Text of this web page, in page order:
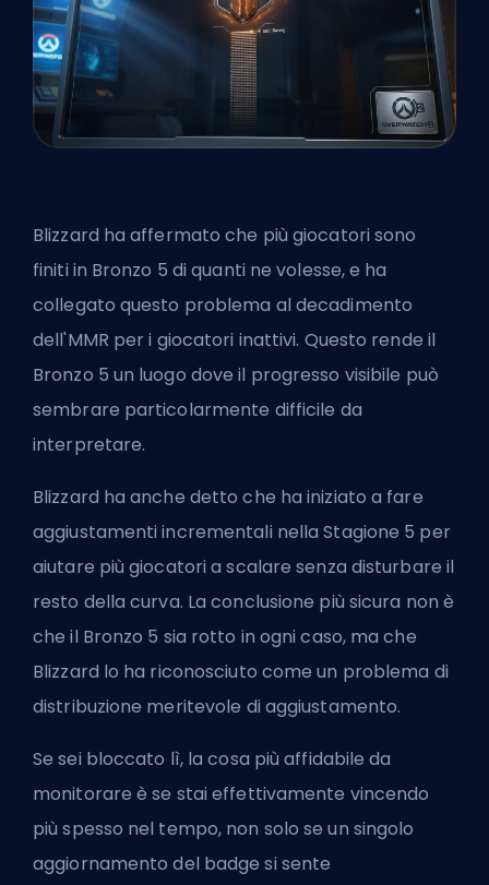
Blizzard ha affermato che più giocatori sono
finiti in Bronzo 5 di quanti ne volesse, e ha
collegato questo problema al decadimento
dell'MMR per i giocatori inattivi. Questo rende il
Bronzo 5 un luogo dove il progresso visibile può
sembrare particolarmente difficile da
interpretare.
Blizzard ha anche detto che ha iniziato a fare
aggiustamenti incrementali nella Stagione 5 per
aiutare più giocatori a scalare senza disturbare il
resto della curva. La conclusione più sicura non è
che il Bronzo 5 sia rotto in ogni caso, ma che
Blizzard lo ha riconosciuto come un problema di
distribuzione meritevole di aggiustamento.
Se sei bloccato lì, la cosa più affidabile da
monitorare è se stai effettivamente vincendo
più spesso nel tempo, non solo se un singolo
aggiornamento del badge si sente